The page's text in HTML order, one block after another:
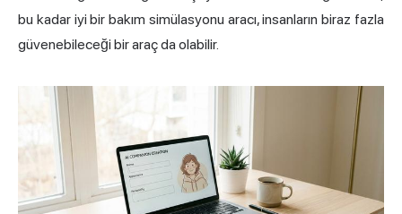
bu kadar iyi bir bakım simülasyonu aracı, insanların biraz fazla
güvenebileceği bir araç da olabilir.